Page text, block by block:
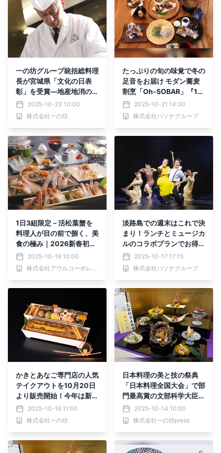
一の坊グループ統括総料理
長が宮城県「文化の日表
彰」を受賞―地産地消の推
進と食文化の継承が評価―
2025-10-23 10:00
株式会社一の坊
たっぷりの旬の味覚で冬の
足音をお届け モダン蕎麦
割烹「Oh-SOBAR」『11
月初冬の彩り会席』11月1
日より提供
2025-10-21 14:30
株式会社パソナグループ
1日3組限定－活松葉蟹を
料理人が目の前で捌く、美
食の極み｜2026新春初旅
キャンペーン開催｜夕日ヶ
浦温泉『佳松苑 別邸ふう
か』
2025-10-19 10:00
株式会社アウルコーポレーション
淡路島での週末はこれで決
まり！ランチとミュージカ
ルのコラボプランでお得に
楽しめる♪ 劇場波乗亭×青
海波コラボプラン10月18
日より開始
2025-10-17 17:15
株式会社パソナグループ
かきとあなご専門店の人気
テイクアウトを10月20日
より販売開始！今年は新メ
ニュー2種も加わりました
【宮城・松島】
2025-10-16 11:00
株式会社一の坊
日本料理の美と技の祭典
「日本料理全国大会」で部
門最高賞の文部科学大臣賞
を受賞！【宮城県｜温泉リ
ゾート・一の坊】
2025-10-14 10:00
株式会社一の坊press